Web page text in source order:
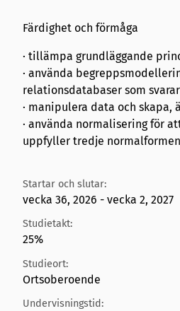
Färdighet och förmåga
· tillämpa grundläggande
· använda
relationsdatabaser som
· manipulera data och skapa,
· använda normalisering för
uppfyller tredje
Startar och slutar:
vecka 36, 2026 - vecka 2, 2027
Studietakt:
25%
Studieort:
Ortsoberoende
Undervisningstid: